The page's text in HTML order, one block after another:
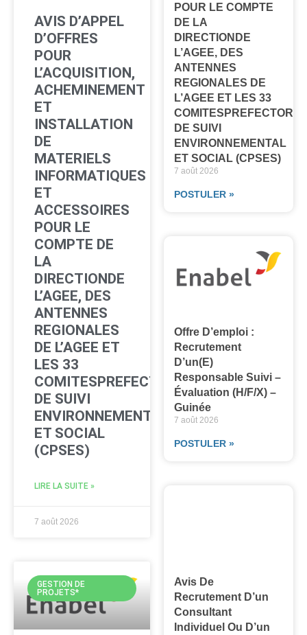
AVIS D’APPEL
D’OFFRES
POUR
L’ACQUISITION,
ACHEMINEMENT
ET
INSTALLATION
DE
MATERIELS
INFORMATIQUES
ET
ACCESSOIRES
POUR LE
COMPTE DE
LA
DIRECTIONDE
L’AGEE, DES
ANTENNES
REGIONALES
DE L’AGEE ET
LES 33
COMITESPREFECTORAUX
DE SUIVI
ENVIRONNEMENTAL
ET SOCIAL
(CPSES)
LIRE LA SUITE »
7 août 2026
GESTION DE
PROJETS*
POUR LE COMPTE
DE LA
DIRECTIONDE
L’AGEE, DES
ANTENNES
REGIONALES DE
L’AGEE ET LES 33
DE SUIVI
ENVIRONNEMENTAL
ET SOCIAL (CPSES)
7 août 2026
POSTULER »
Offre D’emploi :
Recrutement
D’un(e)
Responsable Suivi –
Évaluation (H/F/X) –
Guinée
7 août 2026
POSTULER »
Avis De
Recrutement D’un
Consultant
Individuel Ou D’un